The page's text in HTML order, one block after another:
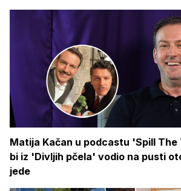
Matija Kačan u podcastu 'Spill
bi iz 'Divljih pčela' vodio na pusti
jede